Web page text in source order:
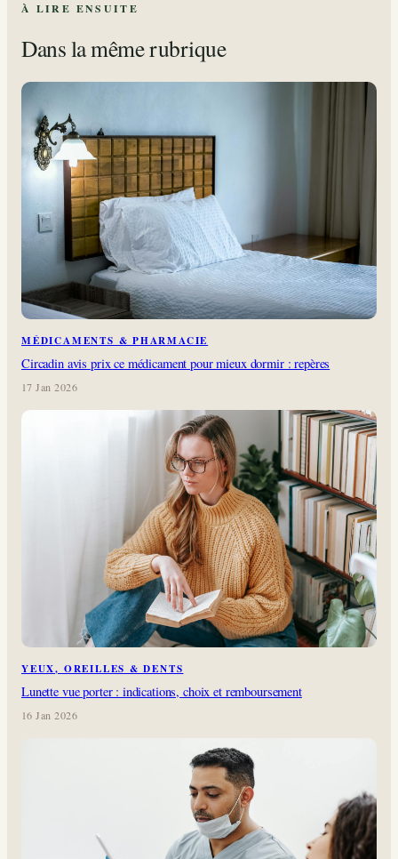
À LIRE ENSUITE
Dans la même rubrique
MÉDICAMENTS & PHARMACIE
Circadin avis prix ce médicament pour mieux dormir : repères
17 Jan 2026
YEUX, OREILLES & DENTS
Lunette vue porter : indications, choix et remboursement
16 Jan 2026